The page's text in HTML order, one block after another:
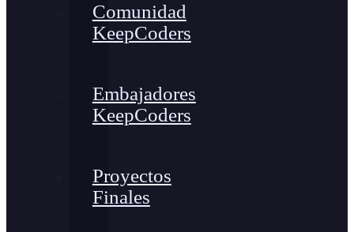
Comunidad
KeepCoders
Embajadores
KeepCoders
Proyectos
Finales